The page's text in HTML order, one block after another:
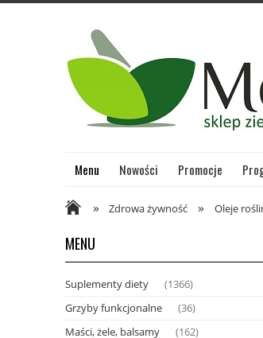
Menu Nowości Promocje
» Zdrowa żywność » Oleje
MENU
Suplementy diety (1366)
Grzyby funkcjonalne (36)
Maści, żele, balsamy (162)